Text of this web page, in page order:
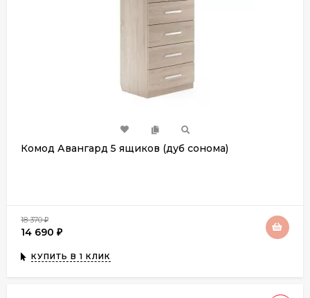
Комод Авангард 5 ящиков (дуб сонома)
18 370₽
14 690 ₽
КУПИТЬ В 1 КЛИК